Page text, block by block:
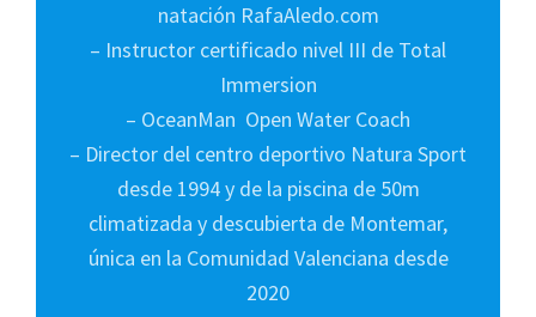
natación RafaAledo.com
– Instructor certificado nivel III de Total
Immersion
– OceanMan Open Water Coach
– Director del centro deportivo Natura Sport
desde 1994 y de la piscina de 50m
climatizada y descubierta de Montemar,
única en la Comunidad Valenciana desde
2020